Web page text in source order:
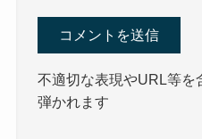
不適切な表現やURL等を
弾かれます